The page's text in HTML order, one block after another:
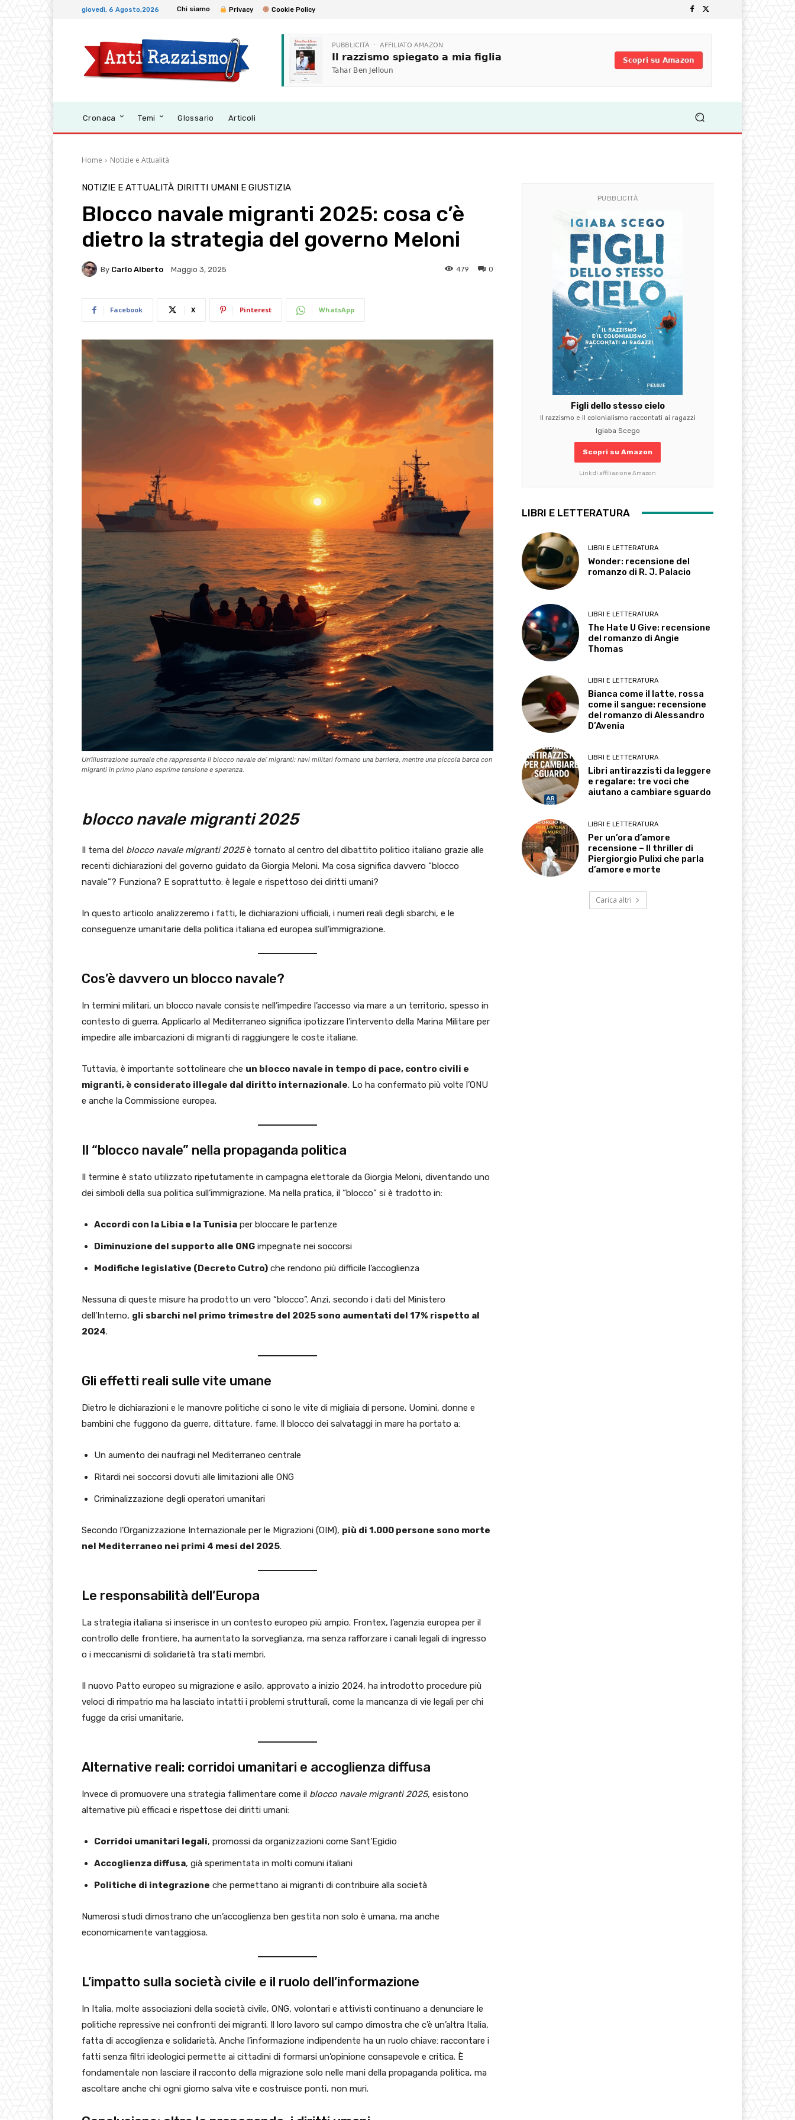
giovedì, 6 Agosto,2026 Chi siamo Privacy Cookie Policy
Cronaca Temi Glossario Articoli
Home Notizie e Attualità
NOTIZIE E ATTUALITÀ DIRITTI UMANI E GIUSTIZIA
Blocco navale migranti 2025: cosa c’è
dietro la strategia del governo Meloni
By Carlo Alberto Maggio 3, 2025 0
479
Facebook X Pinterest WhatsApp
Un'illustrazione surreale che rappresenta il blocco navale dei migranti: navi militari formano una barriera, mentre una piccola barca con
migranti in primo piano esprime tensione e speranza.
blocco navale migranti 2025
Il tema del blocco navale migranti 2025è tornato al centro del dibattito politico italiano grazie alle
recenti dichiarazioni del governo guidato da Giorgia Meloni. Ma cosa significa davvero “blocco
navale”? Funziona? E soprattutto: è legale e rispettoso dei diritti umani?
In questo articolo analizzeremo i fatti, le dichiarazioni ufficiali, i numeri reali degli sbarchi, e le
conseguenze umanitarie della politica italiana ed europea sull’immigrazione.
Cos’è davvero un blocco navale?
In termini militari, un blocco navale consiste nell’impedire l’accesso via mare a un territorio, spesso in
contesto di guerra. Applicarlo al Mediterraneo significa ipotizzare l’intervento della Marina Militare per
impedire alle imbarcazioni di migranti di raggiungere le coste italiane.
Tuttavia, è importante sottolineare che un blocco navale in tempo di pace, contro civili e
migranti, è considerato illegale dal diritto internazionale. Lo ha confermato più volte l’ONU
e anche la Commissione europea.
Il “blocco navale” nella propaganda politica
Il termine è stato utilizzato ripetutamente in campagna elettorale da Giorgia Meloni, diventando uno
dei simboli della sua politica sull’immigrazione. Ma nella pratica, il “blocco” si è tradotto in:
Accordi con la Libia e la Tunisia per bloccare le partenze
Diminuzione del supporto alle ONG impegnate nei soccorsi
Modifiche legislative (Decreto Cutro) che rendono più difficile l’accoglienza
Nessuna di queste misure ha prodotto un vero “blocco”. Anzi, secondo i dati del Ministero
dell’Interno, gli sbarchi nel primo trimestre del 2025 sono aumentati del 17% rispetto al
2024.
Gli effetti reali sulle vite umane
Dietro le dichiarazioni e le manovre politiche ci sono le vite di migliaia di persone. Uomini, donne e
bambini che fuggono da guerre, dittature, fame. Il blocco dei salvataggi in mare ha portato a:
Un aumento dei naufragi nel Mediterraneo centrale
Ritardi nei soccorsi dovuti alle limitazioni alle ONG
Criminalizzazione degli operatori umanitari
Secondo l’Organizzazione Internazionale per le Migrazioni (OIM), più di 1.000 persone sono morte
nel Mediterraneo nei primi 4 mesi del 2025.
Le responsabilità dell’Europa
La strategia italiana si inserisce in un contesto europeo più ampio. Frontex, l’agenzia europea per il
controllo delle frontiere, ha aumentato la sorveglianza, ma senza rafforzare i canali legali di ingresso
o i meccanismi di solidarietà tra stati membri.
Il nuovo Patto europeo su migrazione e asilo, approvato a inizio 2024, ha introdotto procedure più
veloci di rimpatrio ma ha lasciato intatti i problemi strutturali, come la mancanza di vie legali per chi
fugge da crisi umanitarie.
Alternative reali: corridoi umanitari e accoglienza diffusa
Invece di promuovere una strategia fallimentare come il blocco navale migranti 2025, esistono
alternative più efficaci e rispettose dei diritti umani:
Corridoi umanitari legali, promossi da organizzazioni come Sant’Egidio
Accoglienza diffusa, già sperimentata in molti comuni italiani
Politiche di integrazione che permettano ai migranti di contribuire alla società
Numerosi studi dimostrano che un’accoglienza ben gestita non solo è umana, ma anche
economicamente vantaggiosa.
L’impatto sulla società civile e il ruolo dell’informazione
In Italia, molte associazioni della società civile, ONG, volontari e attivisti continuano a denunciare le
politiche repressive nei confronti dei migranti. Il loro lavoro sul campo dimostra che c’è un’altra Italia,
fatta di accoglienza e solidarietà. Anche l’informazione indipendente ha un ruolo chiave: raccontare i
fatti senza filtri ideologici permette ai cittadini di formarsi un’opinione consapevole e critica. È
fondamentale non lasciare il racconto della migrazione solo nelle mani della propaganda politica, ma
ascoltare anche chi ogni giorno salva vite e costruisce ponti, non muri.
PUBBLICITÀ
Figli dello stesso cielo
Il razzismo e il colonialismo raccontati ai ragazzi
Igiaba Scego
Scopri su Amazon
Link di affiliazione Amazon
LIBRI E LETTERATURA
LIBRI E LETTERATURA
Wonder: recensione del
romanzo di R. J. Palacio
LIBRI E LETTERATURA
The Hate U Give: recensione
del romanzo di Angie
Thomas
LIBRI E LETTERATURA
Bianca come il latte, rossa
come il sangue: recensione
del romanzo di Alessandro
D’Avenia
LIBRI E LETTERATURA
Libri antirazzisti da leggere
e regalare: tre voci che
aiutano a cambiare sguardo
LIBRI E LETTERATURA
Per un’ora d’amore
recensione – Il thriller di
Piergiorgio Pulixi che parla
d’amore e morte
Carica altri